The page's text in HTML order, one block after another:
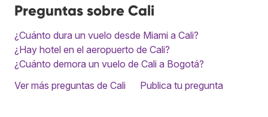
Preguntas sobre Cali
¿Cuánto dura un vuelo desde Miami a Cali?
¿Hay hotel en el aeropuerto de Cali?
¿Cuánto demora un vuelo de Cali a Bogotá?
Ver más preguntas de Cali
Publica tu pregunta